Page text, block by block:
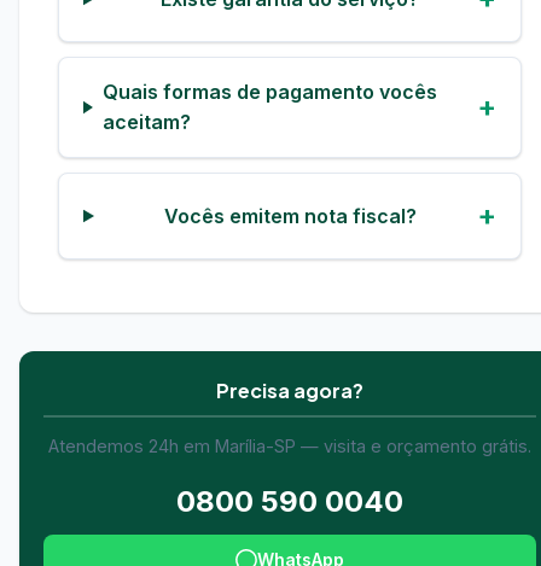
Quais formas de pagamento vocês
aceitam?
Vocês emitem nota fiscal?
Precisa agora?
Atendemos 24h em Marília-SP — visita e orçamento grátis.
0800 590 0040
WhatsApp